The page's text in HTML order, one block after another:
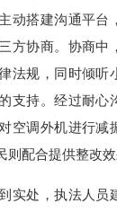
动搭建沟通平台
方协商。协商中
法规，同时倾听
支持。经过耐心
空调外机进行减
则配合提供整改效
处，执法人员